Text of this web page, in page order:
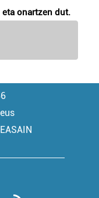
eta onartzen dut.